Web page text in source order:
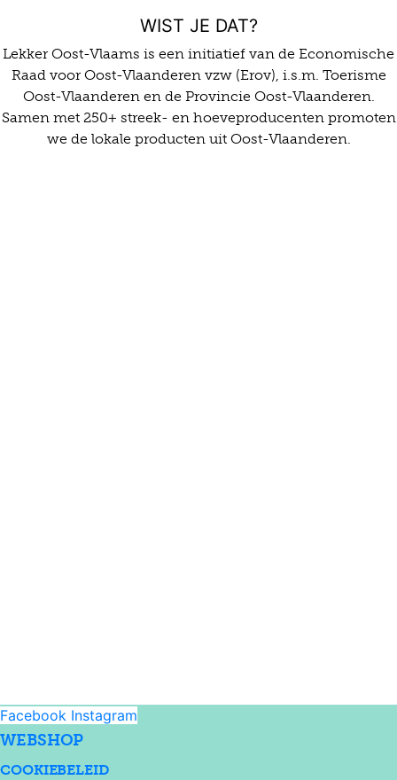
WIST JE DAT?
Lekker Oost-Vlaams is een initiatief van de Economische
Raad voor Oost-Vlaanderen vzw (Erov), i.s.m. Toerisme
Oost-Vlaanderen en de Provincie Oost-Vlaanderen.
Samen met 250+ streek- en hoeveproducenten promoten
we de lokale producten uit Oost-Vlaanderen.
Facebook Instagram
WEBSHOP
COOKIEBELEID